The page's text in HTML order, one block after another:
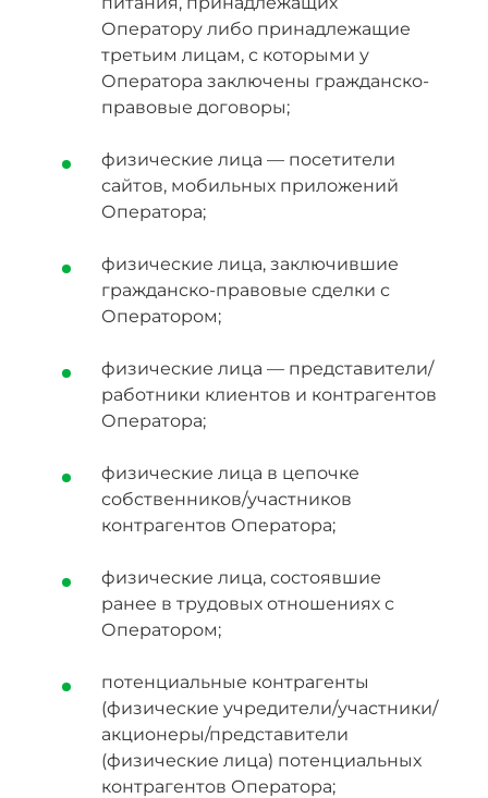
Оператору либо принадлежащие
третьим лицам, с которыми у
Оператора заключены гражданско-
правовые договоры;
физические лица — посетители
сайтов, мобильных приложений
Оператора;
физические лица, заключившие
гражданско-правовые сделки с
Оператором;
физические лица — представители/
работники клиентов и контрагентов
Оператора;
физические лица в цепочке
собственников/участников
контрагентов Оператора;
физические лица, состоявшие
ранее в трудовых отношениях с
Оператором;
потенциальные контрагенты
(физические учредители/участники/
акционеры/представители
(физические лица) потенциальных
контрагентов Оператора;